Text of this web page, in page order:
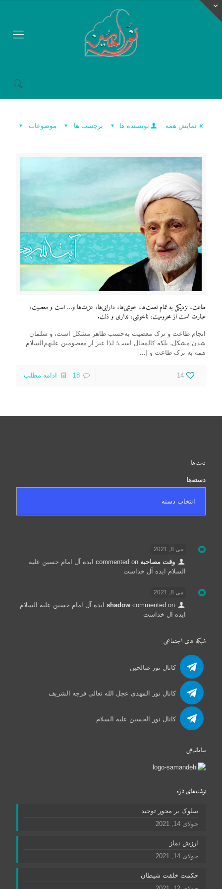
موضوعات برچسب ها نویسنده ها نمایش همه
طاعت، نزدیکی به تمام نعمت‌ها، خوشی‌ها، دارایی‌ها، عزت‌ها و… است و معصیت،
عبارت است از محرومیت، ناخوشی، نداری و ذلت.
انجام طاعت و ترک معصیت به‌حسب ظاهر مشکل است، و سلمان
شدن مشکل، بلکه کالمحال است؛ لذا غیر از معصومین علیهم‌السلام
همه به ترک طاعت و […]
14
18 ادامه مطلب
دسته‌ها
دسته‌ها
می 8, 2021
وقت مصاحبه commented on
ایده آل امام حسین علیه
السلام ایده آل خداست
می 8, 2021
shadowcommented on
ایده آل امام حسین علیه السلام
ایده آل خداست
شبکه های اجتماعی
کانال نور صالحین
کانال نور المهدی عجل الله تعالی فرجه الشریف
کانال نور الحسین علیه السلام
ساماندهی
نوشته‌های تازه
سلوک بر محور توحید
جولای 14, 2021
ارزش نماز
جولای 14, 2021
حکمت خلقت شیطان